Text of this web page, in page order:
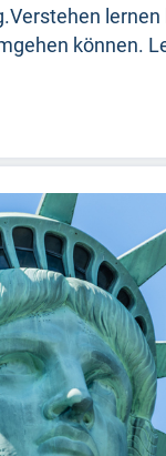
lernen
können.